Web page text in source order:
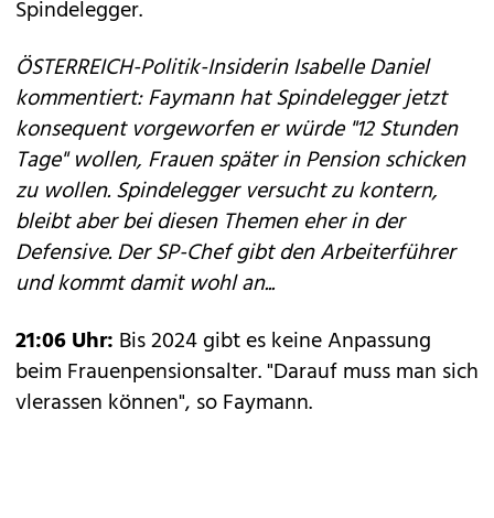
Spindelegger.
ÖSTERREICH-Politik-Insiderin Isabelle Daniel
kommentiert: Faymann hat Spindelegger jetzt
konsequent vorgeworfen er würde "12 Stunden
Tage" wollen, Frauen später in Pension schicken
zu wollen. Spindelegger versucht zu kontern,
bleibt aber bei diesen Themen eher in der
Defensive. Der SP-Chef gibt den Arbeiterführer
und kommt damit wohl an...
21:06 Uhr: Bis 2024 gibt es keine Anpassung
beim Frauenpensionsalter. "Darauf muss man sich
vlerassen können", so Faymann.